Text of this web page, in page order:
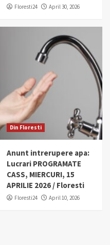
Floresti24 April 30, 2026
Din Floresti
Anunt intrerupere apa:
Lucrari PROGRAMATE
CASS, MIERCURI, 15
APRILIE 2026 / Floresti
Floresti24 April 10, 2026